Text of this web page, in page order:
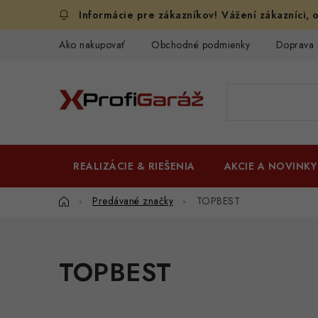
Vážení zákazníci,
Ako nakupovať Obchodné podmienky Doprava
REALIZÁCIE & RIEŠENIA AKCIE A NOVINKY
DomovPredávané značky TOPBEST
TOPBEST